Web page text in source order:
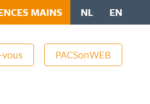
MAINS NL EN
PACSonWEB